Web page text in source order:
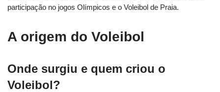
participação no jogos Olímpicos e o Voleibol de Praia.
A origem do Voleibol
Onde surgiu e quem criou o
Voleibol?